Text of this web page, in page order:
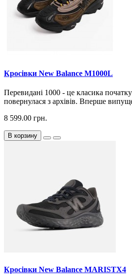
Кросiвки New Balance M1000L
Перевидані 1000 - це класика
повернулася з архівів. Вперше
8 599.00 грн.
В корзину
Кросiвки New Balance MARISTX4